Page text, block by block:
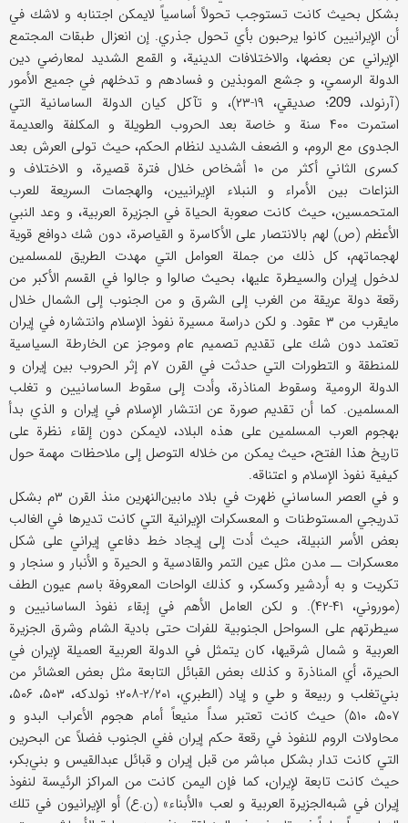
بشكل بحيث كانت تستوجب تحولاً أساسياً لايمكن اجتنابه و لاشك في
أن الإيرانيين كانوا يرحبون بأي تحول جذري. إن انعزال طبقات المجتمع
الإيراني عن بعضها، والاختلافات الدينية، و القمع الشديد لمعارضي دين
الدولة الرسمي، و جشع الموبذين و فسادهم و تدخلهم في جميع الأمور
(آرنولد،209
؛ صديقي، ۱۹-۲۳)، و تآكل كيان الدولة الساسانية التي
استمرت ۴۰۰ سنة و خاصة بعد الحروب الطويلة و المكلفة والعديمة
الجدوى مع الروم، و الضعف الشديد لنظام الحكم، حيث تولى العرش بعد
كسرى الثاني أكثر من ۱۰ أشخاص خلال فترة قصيرة، و الاختلاف و
النزاعات بين الأمراء و النبلاء الإيرانيين، والهجمات السريعة للعرب
المتحمسين، حيث كانت صعوبة الحياة في الجزيرة العربية، و وعد النبي
الأعظم (ص) لهم بالانتصار على الأكاسرة و القياصرة، دون شك دوافع قوية
لهجماتهم، كل ذلك من جملة العوامل التي مهدت الطريق للمسلمين
لدخول إيران والسيطرة عليها، بحيث صالوا و جالوا في القسم الأكبر من
رقعة دولة عريقة من الغرب إلى الشرق و من الجنوب إلى الشمال خلال
مايقرب من ۳ عقود. و لكن دراسة مسيرة نفوذ الإسلام وانتشاره في إيران
تعتمد دون شك على تقديم تصميم عام وموجز عن الخارطة السياسية
للمنطقة و التطورات التي حدثت في القرن ۷م إثر الحروب بين إيران و
الدولة الرومية وسقوط المناذرة، وأدت إلى سقوط الساسانيين و تغلب
المسلمين. كما أن تقديم صورة عن انتشار الإسلام في إيران و الذي بدأ
بهجوم العرب المسلمين على هذه البلاد، لايمكن دون إلقاء نظرة على
تاريخ هذا الفتح، حيث يمكن من خلاله التوصل إلى ملاحظات مهمة حول
كيفية نفوذ الإسلام و اعتناقه.
و في العصر الساساني ظهرت في بلاد مابين‌النهرين منذ القرن ۳م بشكل
تدريجي المستوطنات و المعسكرات الإيرانية التي كانت تديرها في الغالب
بعض الأسر النبيلة، حيث أدت إلى إيجاد خط دفاعي إيراني على شكل
معسكرات ــ مدن مثل عين التمر والقادسية و الحيرة و الأنبار و سنجار و
تكريت و به أردشير وكسكر، و كذلك الواحات المعروفة باسم عيون الطف
(موروني، ۴۱-۴۲). و لكن العامل الأهم في إبقاء نفوذ الساسانيين و
سيطرتهم على السواحل الجنوبية للفرات حتى بادية الشام وشرق الجزيرة
العربية و شمال شرقيها، كان يتمثل في الدولة العربية العميلة لإيران في
الحيرة، أي المناذرة و كذلك بعض القبائل التابعة مثل بعض العشائر من
بني‌تغلب و ربيعة و طي و إياد (الطبري، ۲/۲۰۱-۲۰۸؛ نولدكه، ۵۰۳، ۵۰۶،
۵۰۷، ۵۱۰) حيث كانت تعتبر سداً منيعاً أمام هجوم الأعراب البدو و
محاولات الروم للنفوذ في رقعة حكم إيران ففي الجنوب فضلاً عن البحرين
التي كانت تدار بشكل مباشر من قبل إيران و قبائل عبدالقيس و بني‌بكر،
حيث كانت تابعة لإيران، كما فإن اليمن كانت من المراكز الرئيسة لنفوذ
إيران في شبه‌الجزيرة العربية و لعب «الأبناء» (ن.ع) أو الإيرانيون في تلك